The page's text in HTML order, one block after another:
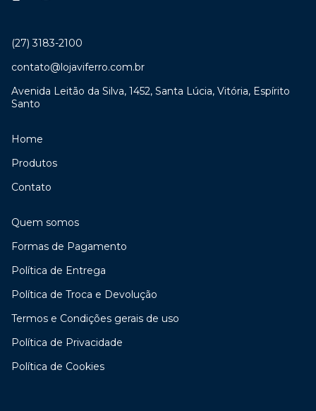
(27) 3183-2100
contato@lojaviferro.com.br
Avenida Leitão da Silva, 1452, Santa Lúcia, Vitória, Espírito
Santo
Home
Produtos
Contato
Quem somos
Formas de Pagamento
Política de Entrega
Política de Troca e Devolução
Termos e Condições gerais de uso
Política de Privacidade
Política de Cookies